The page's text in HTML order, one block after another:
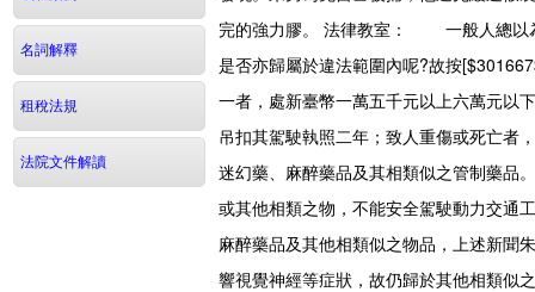
名詞解釋
租稅法規
法院文件解讀
完的強力膠。 法律教室：
一般人總以為
是否亦歸屬於違法範圍內呢?故按
一者，處新臺幣一萬五千元以上六萬元以
吊扣其駕駛執照二年；致人重傷或死亡者
迷幻藥、麻醉藥品及其相類似之管制藥
或其他相類之物，不能安全駕駛動力交通
麻醉藥品及其他相類似之物品，上述新聞
響視覺神經等症狀，故仍歸於其他相類似